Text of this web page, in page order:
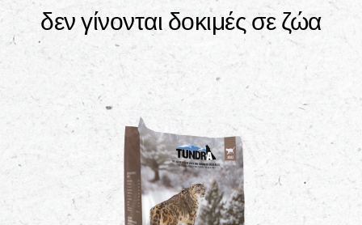
δεν γίνονται δοκιμές σε ζώα